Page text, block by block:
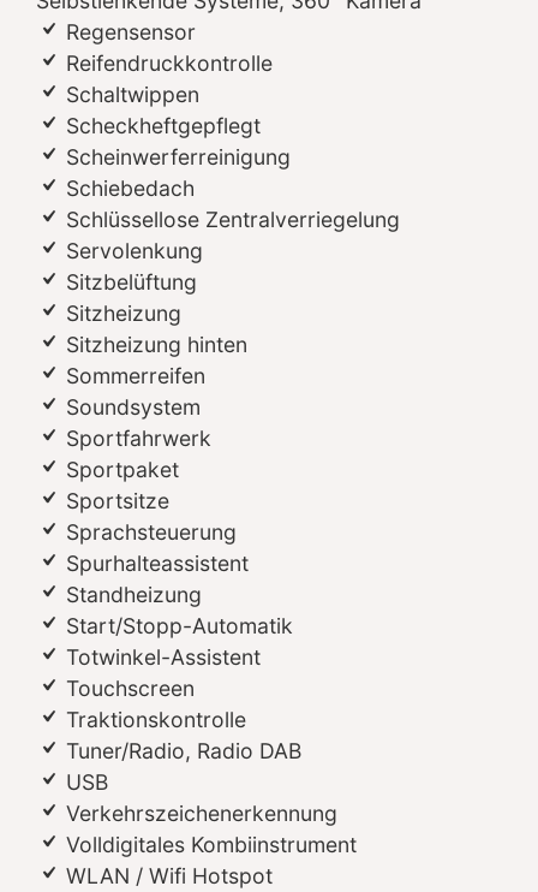
Regensensor
Reifendruckkontrolle
Schaltwippen
Scheckheftgepflegt
Scheinwerferreinigung
Schiebedach
Schlüssellose Zentralverriegelung
Servolenkung
Sitzbelüftung
Sitzheizung
Sitzheizung hinten
Sommerreifen
Soundsystem
Sportfahrwerk
Sportpaket
Sportsitze
Sprachsteuerung
Spurhalteassistent
Standheizung
Start/Stopp-Automatik
Totwinkel-Assistent
Touchscreen
Traktionskontrolle
Tuner/Radio, Radio DAB
USB
Verkehrszeichenerkennung
Volldigitales Kombiinstrument
WLAN / Wifi Hotspot